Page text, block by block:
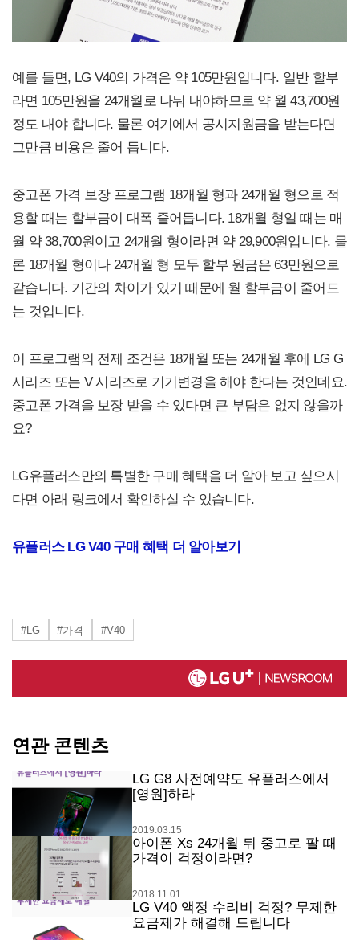
예를 들면, LG V40의 가격은 약 105만원입니다. 일반 할부
라면 105만원을 24개월로 나눠 내야하므로 약 월 43,700원
정도 내야 합니다. 물론 여기에서 공시지원금을 받는다면
그만큼 비용은 줄어 듭니다.
중고폰 가격 보장 프로그램 18개월 형과 24개월 형으로 적
용할 때는 할부금이 대폭 줄어듭니다. 18개월 형일 때는 매
월 약 38,700원이고 24개월 형이라면 약 29,900원입니다. 물
론 18개월 형이나 24개월 형 모두 할부 원금은 63만원으로
같습니다. 기간의 차이가 있기 때문에 월 할부금이 줄어드
는 것입니다.
이 프로그램의 전제 조건은 18개월 또는 24개월 후에 LG G
시리즈 또는 V 시리즈로 기기변경을 해야 한다는 것인데요.
중고폰 가격을 보장 받을 수 있다면 큰 부담은 없지 않을까
요?
LG유플러스만의 특별한 구매 혜택을 더 알아 보고 싶으시
다면 아래 링크에서 확인하실 수 있습니다.
유플러스 LG V40 구매 혜택 더 알아보기
#LG #가격 #V40
연관 콘텐츠
LG G8 사전예약도 유플러스에서
[영원]하라
2019.03.15
아이폰 Xs 24개월 뒤 중고로 팔 때
가격이 걱정이라면?
2018.11.01
LG V40 액정 수리비 걱정? 무제한
요금제가 해결해 드립니다